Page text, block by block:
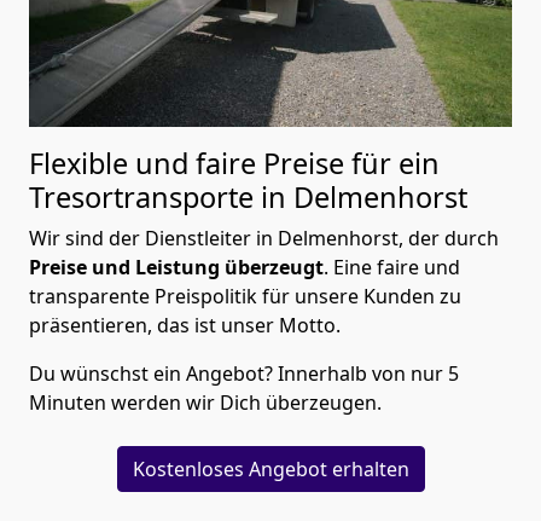
Flexible und faire Preise für ein
Tresortransporte in Delmenhorst
Wir sind der Dienstleiter in Delmenhorst, der durch
Preise und Leistung überzeugt. Eine faire und
transparente Preispolitik für unsere Kunden zu
präsentieren, das ist unser Motto.
Du wünschst ein Angebot? Innerhalb von nur 5
Minuten werden wir Dich überzeugen.
Kostenloses Angebot erhalten